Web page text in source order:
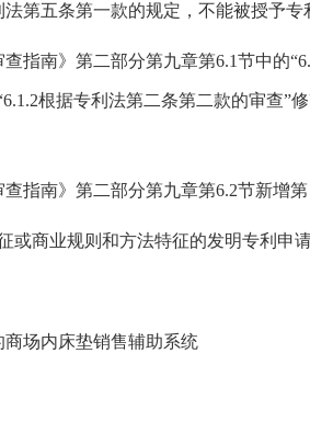
第五条第一款的规定，不能被授予专
查指南》第二部分第九章第6.1节中的
根据专利法第二条第二款的审查”
查指南》第二部分第九章第6.2节新增
或商业规则和方法特征的发明专利申
场内床垫销售辅助系统